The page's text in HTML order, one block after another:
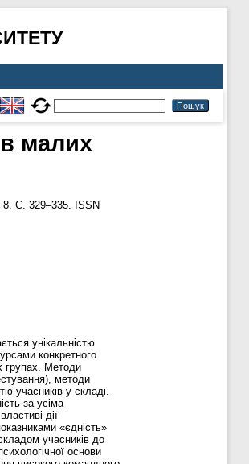
малих
8. С. 329–335. ISSN
унікальністю
конкретного
групах. Методи
методи
учасників у складі.
за усіма
дії
«єдність»
учасників до
основи